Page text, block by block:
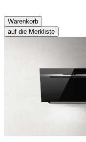
Warenkorb
auf die Merkliste